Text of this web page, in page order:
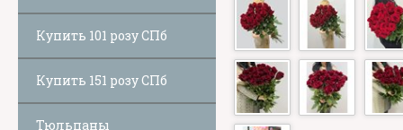
Купить 101 розу СПб
Купить 151 розу СПб
Тюльпаны